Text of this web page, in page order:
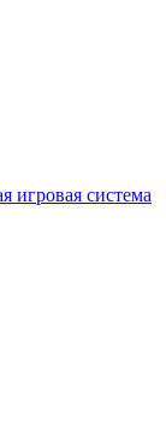
игровая система